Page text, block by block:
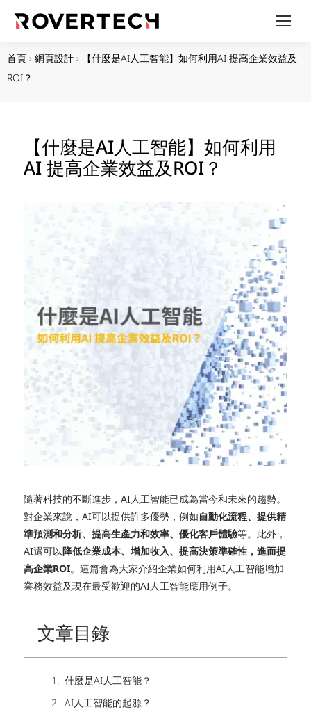
首頁 › 網頁設計 ›
【什麼是AI人工智能】如何利用AI 提高企業效益及
ROI？
【什麼是AI人工智能】如何利用
AI 提高企業效益及ROI？
隨著科技的不斷進步，AI人工智能已成為當今和未來的趨勢。
對企業來說，AI可以提供許多優勢，例如自動化流程、提供精
準預測和分析、提高生產力和效率、優化客戶體驗等。此外，
AI還可以降低企業成本、增加收入、提高決策準確性，進而提
高企業ROI。這篇會為大家介紹企業如何利用AI人工智能增加
業務效益及現在最受歡迎的AI人工智能應用例子。
文章目錄
什麼是AI人工智能？
AI人工智能的起源？